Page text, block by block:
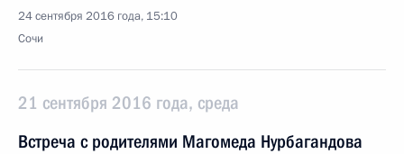
24 сентября 2016 года, 15:10
Сочи
21 сентября 2016 года, среда
Встреча с родителями Магомеда Нурбагандова